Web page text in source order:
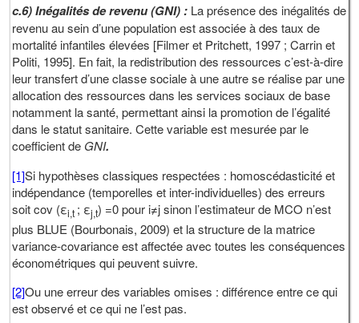
c.6) Inégalités de revenu (GNI) : La présence des inégalités de
revenu au sein d’une population est associée à des taux de
mortalité infantiles élevées [Filmer et Pritchett, 1997 ; Carrin et
Politi, 1995]. En fait, la redistribution des ressources c’est-à-dire
leur transfert d’une classe sociale à une autre se réalise par une
allocation des ressources dans les services sociaux de base
notamment la santé, permettant ainsi la promotion de l’égalité
dans le statut sanitaire. Cette variable est mesurée par le
coefficient de GNI.
[1]Si hypothèses classiques respectées : homoscédasticité et
indépendance (temporelles et inter-individuelles) des erreurs
soit cov (εi,t; εj,t) =0 pour i≠j sinon l’estimateur de MCO n’est
plus BLUE (Bourbonais, 2009) et la structure de la matrice
variance-covariance est affectée avec toutes les conséquences
économétriques qui peuvent suivre.
[2]Ou une erreur des variables omises : différence entre ce qui
est observé et ce qui ne l’est pas.